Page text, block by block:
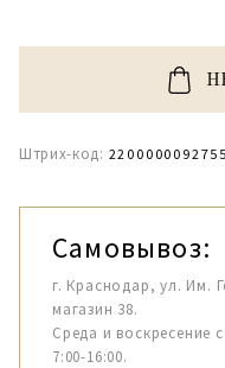
Штрих-код: 2200000092755
Самовывоз:
г. Краснодар, ул. Им.
магазин 38.
Среда и воскресение
7:00-16:00.